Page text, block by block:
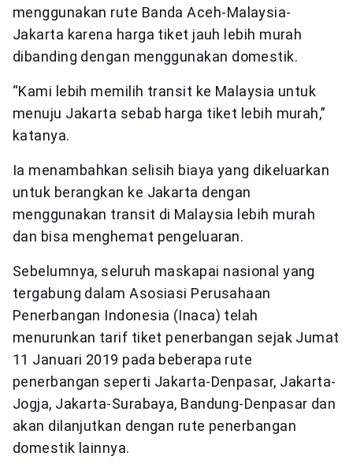
menggunakan rute Banda Aceh-Malaysia-
Jakarta karena harga tiket jauh lebih murah
dibanding dengan menggunakan domestik.
“Kami lebih memilih transit ke Malaysia untuk
menuju Jakarta sebab harga tiket lebih murah,”
katanya.
Ia menambahkan selisih biaya yang dikeluarkan
untuk berangkan ke Jakarta dengan
menggunakan transit di Malaysia lebih murah
dan bisa menghemat pengeluaran.
Sebelumnya, seluruh maskapai nasional yang
tergabung dalam Asosiasi Perusahaan
Penerbangan Indonesia (Inaca) telah
menurunkan tarif tiket penerbangan sejak Jumat
11 Januari 2019 pada beberapa rute
penerbangan seperti Jakarta-Denpasar, Jakarta-
Jogja, Jakarta-Surabaya, Bandung-Denpasar dan
akan dilanjutkan dengan rute penerbangan
domestik lainnya.